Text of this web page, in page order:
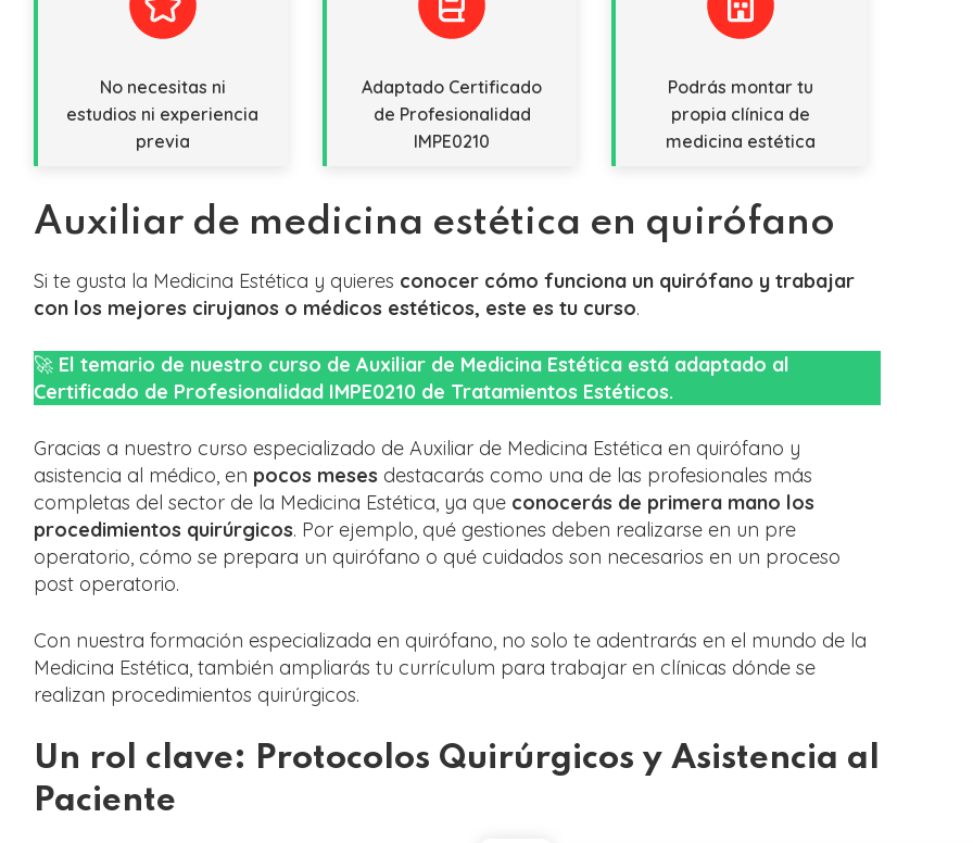
No necesitas ni
estudios ni experiencia
previa
Adaptado Certificado
de Profesionalidad
IMPE0210
Podrás montar tu
propia clínica de
medicina estética
Auxiliar de medicina estética en quirófano
Si te gusta la Medicina Estética y quieres conocer cómo funciona un quirófano y trabajar
con los mejores cirujanos o médicos estéticos, este es tu curso.
🚀 El temario de nuestro curso de Auxiliar de Medicina Estética está adaptado al
Certificado de Profesionalidad IMPE0210 de Tratamientos Estéticos.
Gracias a nuestro curso especializado de Auxiliar de Medicina Estética en quirófano y
asistencia al médico, en pocos meses destacarás como una de las profesionales más
completas del sector de la Medicina Estética, ya que conocerás de primera mano los
procedimientos quirúrgicos. Por ejemplo, qué gestiones deben realizarse en un pre
operatorio, cómo se prepara un quirófano o qué cuidados son necesarios en un proceso
post operatorio.
Con nuestra formación especializada en quirófano, no solo te adentrarás en el mundo de la
Medicina Estética, también ampliarás tu currículum para trabajar en clínicas dónde se
realizan procedimientos quirúrgicos.
Un rol clave: Protocolos Quirúrgicos y Asistencia al
Paciente